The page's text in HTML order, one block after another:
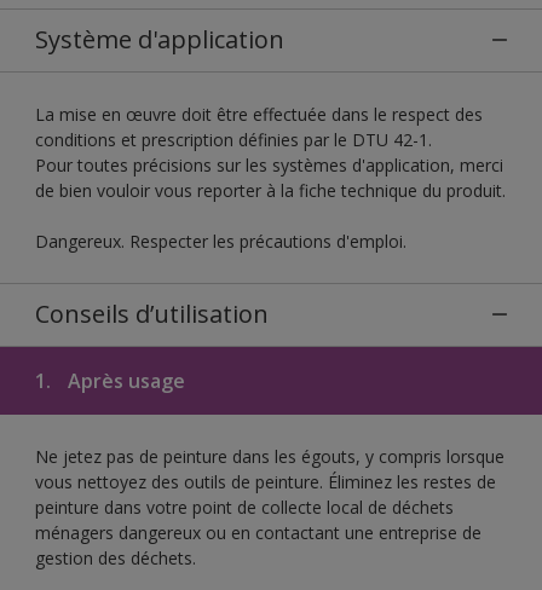
Système d'application
La mise en œuvre doit être effectuée dans le respect des
conditions et prescription définies par le DTU 42-1.
Pour toutes précisions sur les systèmes d'application, merci
de bien vouloir vous reporter à la fiche technique du produit.
Dangereux. Respecter les précautions d'emploi.
Conseils d’utilisation
1. Après usage
Ne jetez pas de peinture dans les égouts, y compris lorsque
vous nettoyez des outils de peinture. Éliminez les restes de
peinture dans votre point de collecte local de déchets
ménagers dangereux ou en contactant une entreprise de
gestion des déchets.